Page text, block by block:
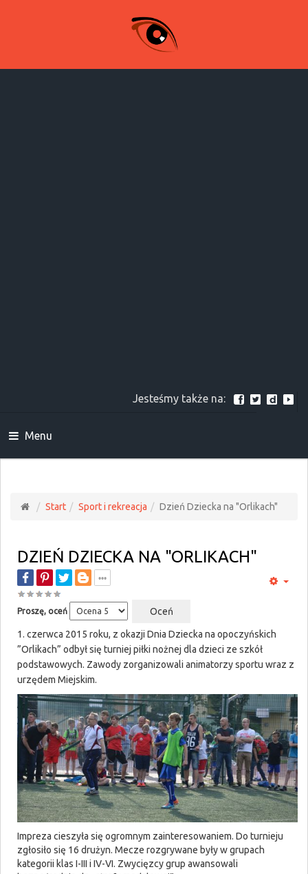
Jesteśmy także na:
Menu
Start Sport i rekreacja Dzień Dziecka na "Orlikach"
DZIEŃ DZIECKA NA "ORLIKACH"
Proszę, oceń
1. czerwca 2015 roku, z okazji Dnia Dziecka na opoczyńskich
”Orlikach” odbył się turniej piłki nożnej dla dzieci ze szkół
podstawowych. Zawody zorganizowali animatorzy sportu wraz z
urzędem Miejskim.
Impreza cieszyła się ogromnym zainteresowaniem. Do turnieju
zgłosiło się 16 drużyn. Mecze rozgrywane były w grupach
kategorii klas I-III i IV-VI. Zwycięzcy grup awansowali